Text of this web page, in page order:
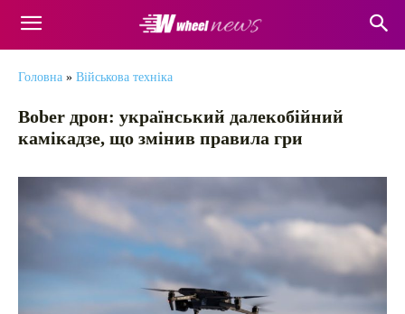
Головна » Військова техніка
Bober дрон: український далекобійний
камікадзе, що змінив правила гри